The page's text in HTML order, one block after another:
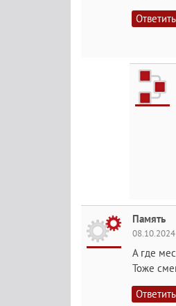
Ответить
Память
А где
Тоже
Ответить